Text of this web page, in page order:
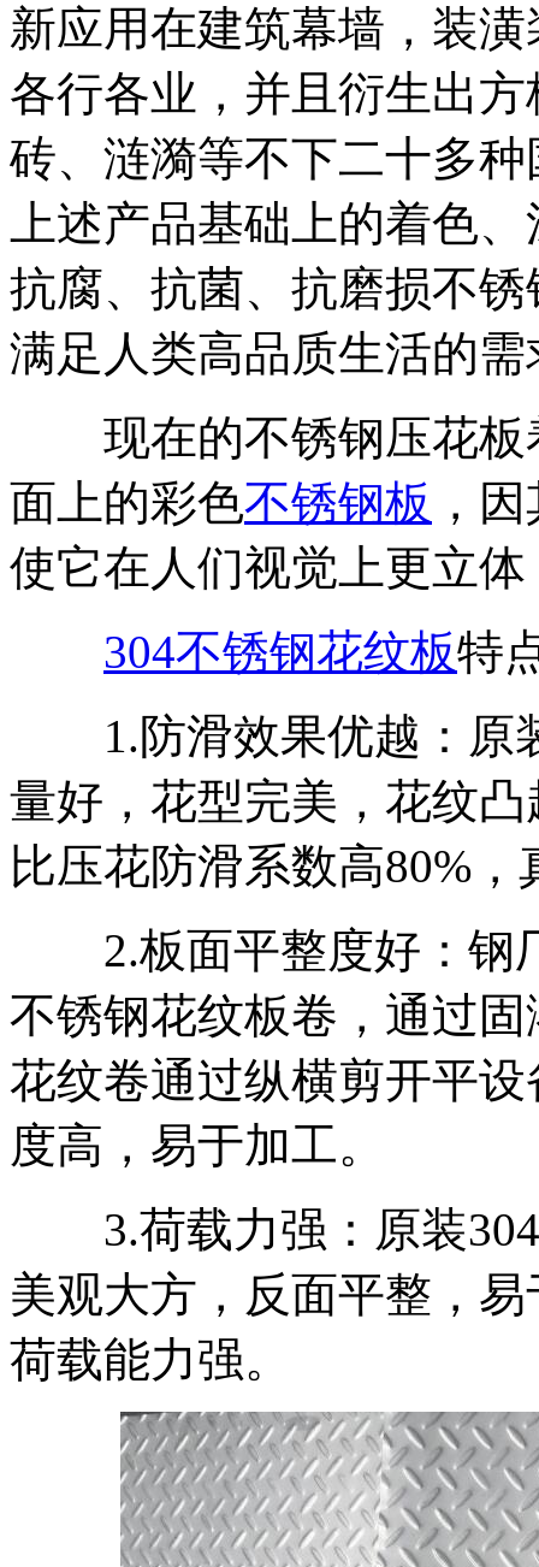
新应用在建筑幕墙，装
各行各业，并且衍生出
砖、涟漪等不下二十多
上述产品基础上的着色
抗腐、抗菌、抗磨损不
满足人类高品质生活的
现在的不锈钢压花板
面上的彩色不锈钢板 ，
使它在人们视觉上更立
304不锈钢花纹板特
1.防滑效果优越：原
量好，花型完美，花纹
比压花防滑系数高80%
2.板面平整度好：钢
不锈钢花纹板卷，通过
花纹卷通过纵横剪开平
度高，易于加工。
3.荷载力强：原装304
美观大方，反面平整，
荷载能力强。